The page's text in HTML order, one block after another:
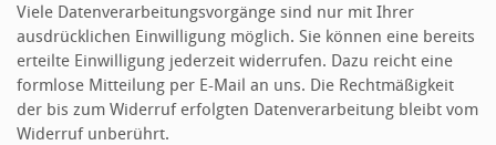
Viele Datenverarbeitungsvorgänge sind nur mit Ihrer
ausdrücklichen Einwilligung möglich. Sie können eine bereits
erteilte Einwilligung jederzeit widerrufen. Dazu reicht eine
formlose Mitteilung per E-Mail an uns. Die Rechtmäßigkeit
der bis zum Widerruf erfolgten Datenverarbeitung bleibt vom
Widerruf unberührt.